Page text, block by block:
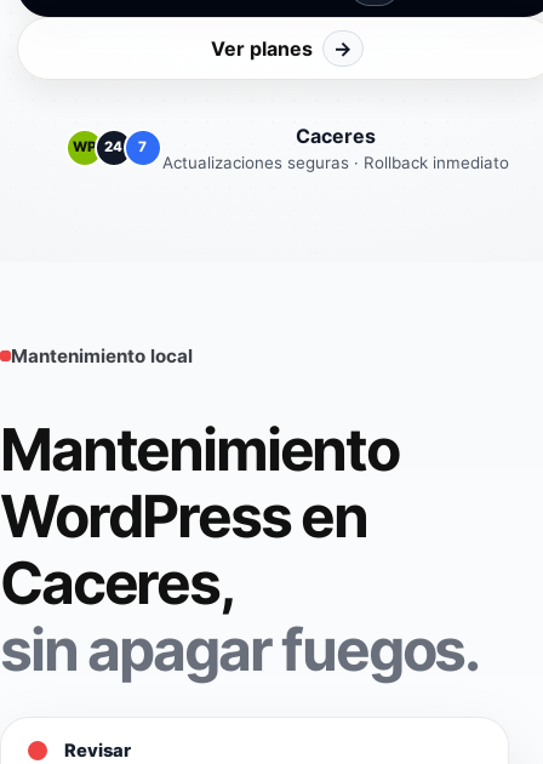
Ver planes →
WP 24 7 Caceres
Actualizaciones seguras · Rollback inmediato
Mantenimiento local
Mantenimiento
WordPress en
Caceres,
sin apagar fuegos.
Revisar